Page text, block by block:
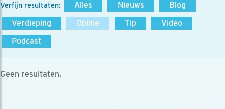
Verfijn resultaten: Alles Nieuws
Blog
Verdieping
Opinie Tip
Video
Podcast
Geen resultaten.